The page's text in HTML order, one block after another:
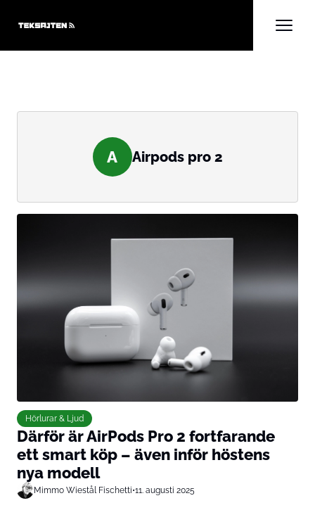
A Airpods pro 2
Hörlurar & Ljud
Därför är AirPods Pro 2 fortfarande
ett smart köp – även inför höstens
nya modell
Mimmo Wiestål Fischetti•11. augusti 2025